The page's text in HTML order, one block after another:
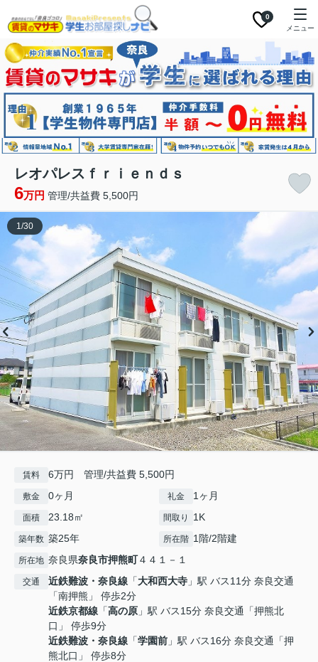
0
メニュー
レオパレスｆｒｉｅｎｄｓ
6万円 管理/共益費 5,500円
1/30
賃料 6万円 管理/共益費 5,500円
敷金 0ヶ月 礼金 1ヶ月
面積 23.18㎡ 間取り 1K
築年数 築25年 所在階 1階/2階建
所在地 奈良県奈良市押熊町４４１－１
交通 近鉄難波・奈良線 「大和西大寺 」駅 バス11分 奈良交通
「南押熊」 停歩2分
近鉄京都線 「高の原 」駅 バス15分 奈良交通「押熊北
口」 停歩9分
近鉄難波・奈良線 「学園前 」駅 バス16分 奈良交通「押
熊北口」 停歩8分